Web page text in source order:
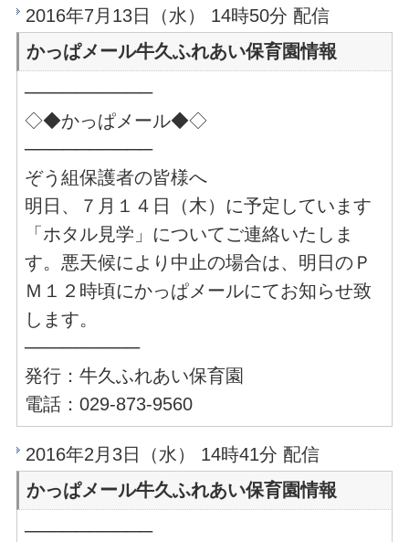
2016年7月13日（水） 14時50分 配信
かっぱメール牛久ふれあい保育園情報
──────────
◇◆かっぱメール◆◇
──────────
ぞう組保護者の皆様へ
明日、７月１４日（木）に予定しています
「ホタル見学」についてご連絡いたしま
す。悪天候により中止の場合は、明日のＰ
Ｍ１２時頃にかっぱメールにてお知らせ致
します。
─────────
発行：牛久ふれあい保育園
電話：029-873-9560
2016年2月3日（水） 14時41分 配信
かっぱメール牛久ふれあい保育園情報
──────────